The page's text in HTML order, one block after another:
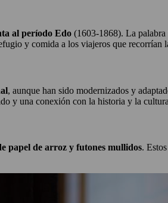
al período Edo (1603-1868). La palabra
y comida a los viajeros que recorrían
, aunque han sido modernizados y
y una conexión con la historia y la
papel de arroz y futones mullidos.